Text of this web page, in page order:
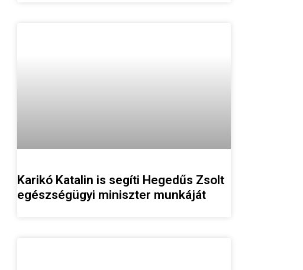
Karikó Katalin is segíti Hegedűs Zsolt
egészségügyi miniszter munkáját